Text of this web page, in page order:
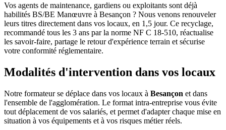
Vos agents de maintenance, gardiens ou exploitants sont déjà
habilités BS/BE Manœuvre à Besançon ? Nous venons renouveler
leurs titres directement dans vos locaux, en 1,5 jour. Ce recyclage,
recommandé tous les 3 ans par la norme NF C 18-510, réactualise
les savoir-faire, partage le retour d'expérience terrain et sécurise
votre conformité réglementaire.
Modalités d'intervention dans vos locaux
Notre formateur se déplace dans vos locaux à Besançon et dans
l'ensemble de l'agglomération. Le format intra-entreprise vous évite
tout déplacement de vos salariés, et permet d'adapter chaque mise en
situation à vos équipements et à vos risques métier réels.